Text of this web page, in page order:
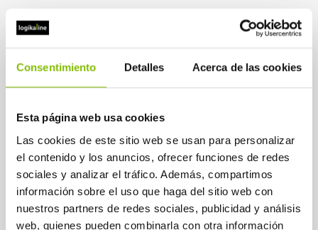
Consentimiento Detalles Acerca de las cookies
Esta página web usa cookies
Las cookies de este sitio web se usan para personalizar
el contenido y los anuncios, ofrecer funciones de redes
sociales y analizar el tráfico. Además, compartimos
información sobre el uso que haga del sitio web con
nuestros partners de redes sociales, publicidad y análisis
web, quienes pueden combinarla con otra información
al servicio de la atención al
ciudadano
Leer más